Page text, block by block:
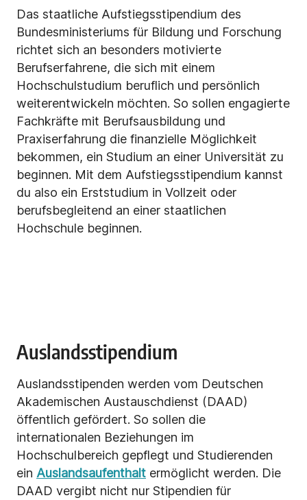
Das staatliche Aufstiegsstipendium des
Bundesministeriums für Bildung und Forschung
richtet sich an besonders motivierte
Berufserfahrene, die sich mit einem
Hochschulstudium beruflich und persönlich
weiterentwickeln möchten. So sollen engagierte
Fachkräfte mit Berufsausbildung und
Praxiserfahrung die finanzielle Möglichkeit
bekommen, ein Studium an einer Universität zu
beginnen. Mit dem Aufstiegsstipendium kannst
du also ein Erststudium in Vollzeit oder
berufsbegleitend an einer staatlichen
Hochschule beginnen.
Auslandsstipendium
Auslandsstipenden werden vom Deutschen
Akademischen Austauschdienst (DAAD)
öffentlich gefördert. So sollen die
internationalen Beziehungen im
Hochschulbereich gepflegt und Studierenden
ein Auslandsaufenthalt ermöglicht werden. Die
DAAD vergibt nicht nur Stipendien für